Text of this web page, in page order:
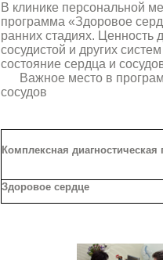
В клинике персональной
программа «Здоровое
ранних стадиях. Ценность
сосудистой и других
состояние сердца и
Важное место в
сосудов
Комплексная
Здоровое сердце